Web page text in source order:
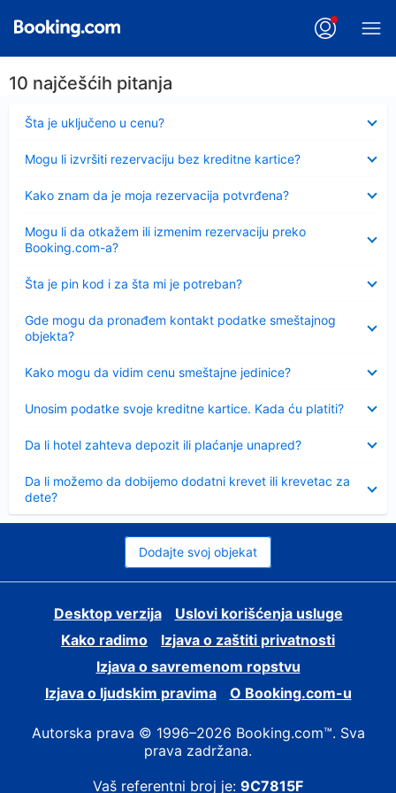
10 najčešćih pitanja
Šta je uključeno u cenu?
Sažeto
Mogu li izvršiti rezervaciju bez kreditne kartice?
Kako znam da je moja rezervacija potvrđena?
Mogu li da otkažem ili izmenim rezervaciju preko
Booking.com-a?
Šta je pin kod i za šta mi je potreban?
Sažeto
Gde mogu da pronađem kontakt podatke smeštajnog
objekta?
Kako mogu da vidim cenu smeštajne jedinice?
Unosim podatke svoje kreditne kartice. Kada ću platiti?
Da li hotel zahteva depozit ili plaćanje unapred?
Da li možemo da dobijemo dodatni krevet ili krevetac za
dete?
Dodajte svoj objekat
Desktop verzija
Uslovi korišćenja usluge
Kako radimo
Izjava o zaštiti privatnosti
Izjava o savremenom ropstvu
Izjava o ljudskim pravima
О Booking.com-u
Autorska prava © 1996–2026 Booking.com™. Sva
prava zadržana.
Vaš referentni broj je: 9C7815F